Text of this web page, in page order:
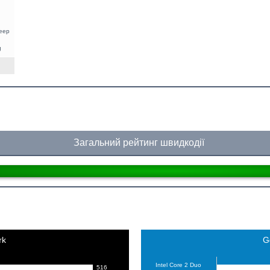
Загальний рейтинг швидкодії
516 Intel Core 2 Duo